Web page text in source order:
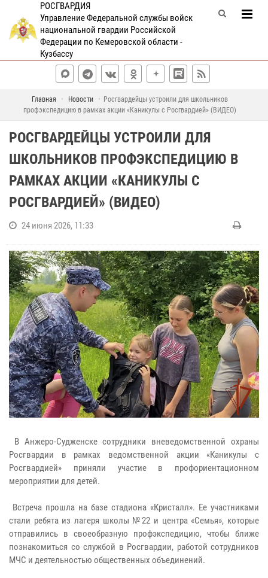
РОСГВАРДИЯ
Управление Федеральной службы войск
национальной гвардии Российской
Федерации по Кемеровской области -
Кузбассу
Главная Новости
Росгвардейцы устроили для школьников
профэкспедицию в рамках акции «Каникулы с Росгвардией» (ВИДЕО)
РОСГВАРДЕЙЦЫ УСТРОИЛИ ДЛЯ
ШКОЛЬНИКОВ ПРОФЭКСПЕДИЦИЮ В
РАМКАХ АКЦИИ «КАНИКУЛЫ С
РОСГВАРДИЕЙ» (ВИДЕО)
24 июня 2026, 11:33
В Анжеро-Судженске сотрудники вневедомственной охраны
Росгвардии в рамках ведомственной акции «Каникулы с
Росгвардией» приняли участие в профориентационном
мероприятии для детей.
Встреча прошла на базе стадиона «Кристалл». Ее участниками
стали ребята из лагеря школы №22 и центра «Семья», которые
отправились в своеобразную профэкспедицию, чтобы ближе
познакомиться со службой в Росгвардии, работой сотрудников
МЧС и деятельностью общественных объединений.